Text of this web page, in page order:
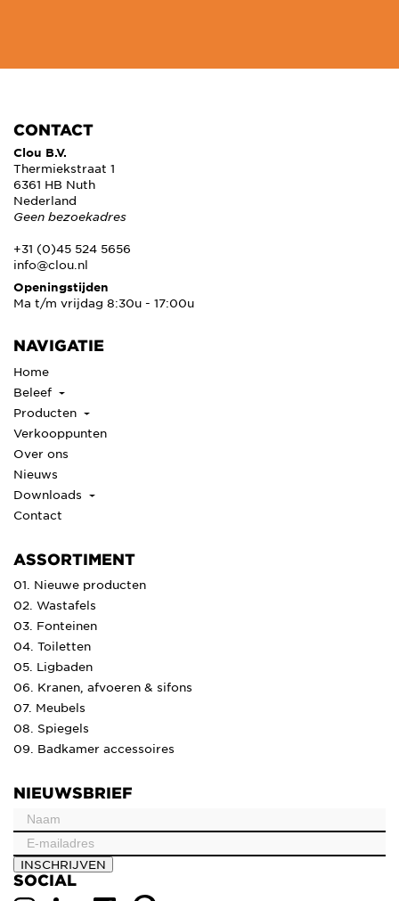
CONTACT
Clou B.V.
Thermiekstraat 1
6361 HB Nuth
Nederland
Geen bezoekadres
+31 (0)45 524 5656
info@clou.nl
Openingstijden
Ma t/m vrijdag 8:30u - 17:00u
NAVIGATIE
Home
Beleef
Producten
Verkooppunten
Over ons
Nieuws
Downloads
Contact
ASSORTIMENT
01. Nieuwe producten
02. Wastafels
03. Fonteinen
04. Toiletten
05. Ligbaden
06. Kranen, afvoeren & sifons
07. Meubels
08. Spiegels
09. Badkamer accessoires
NIEUWSBRIEF
INSCHRIJVEN
SOCIAL